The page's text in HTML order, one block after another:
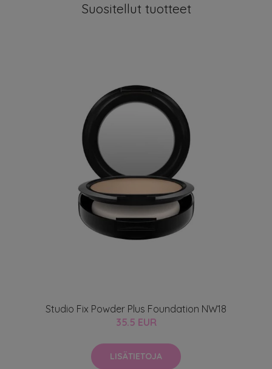
Suositellut tuotteet
Studio Fix Powder Plus Foundation NW18
35.5 EUR
LISÄTIETOJA